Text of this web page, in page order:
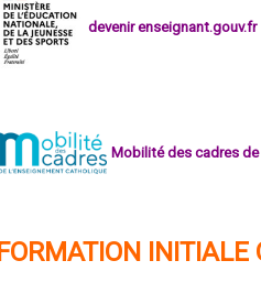
devenir
Mobilité des cadres
FORMATION INITIALE